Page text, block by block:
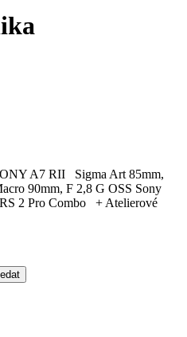
A7 RII Sigma Art 85mm,
90mm, F 2,8 G OSS Sony
2 Pro Combo + Atelierové